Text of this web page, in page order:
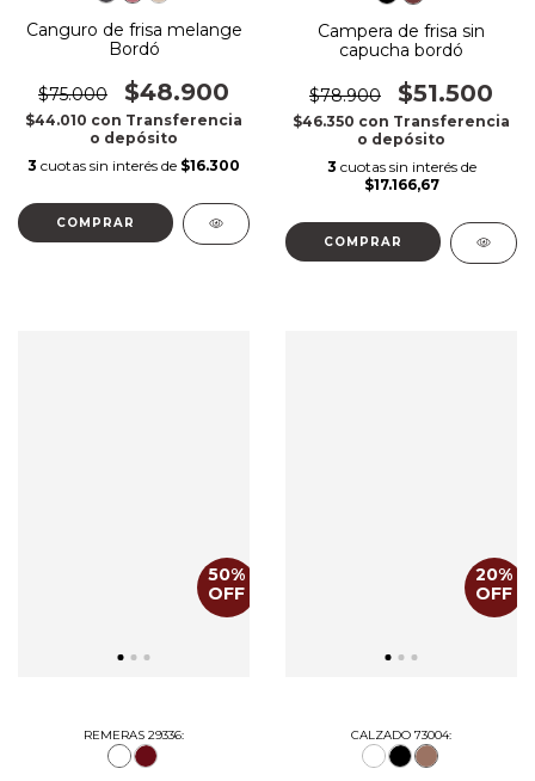
Canguro de frisa melange
Bordó
$75.000 $48.900
$44.010 con Transferencia
o depósito
3 cuotas sin interés de $16.300
COMPRAR
Campera de frisa sin
capucha bordó
$78.900 $51.500
$46.350 con Transferencia
o depósito
3 cuotas sin interés de
$17.166,67
COMPRAR
50%
OFF
REMERAS 29336:
20%
OFF
CALZADO 73004: